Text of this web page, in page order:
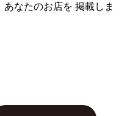
あなたのお店を 掲載しま